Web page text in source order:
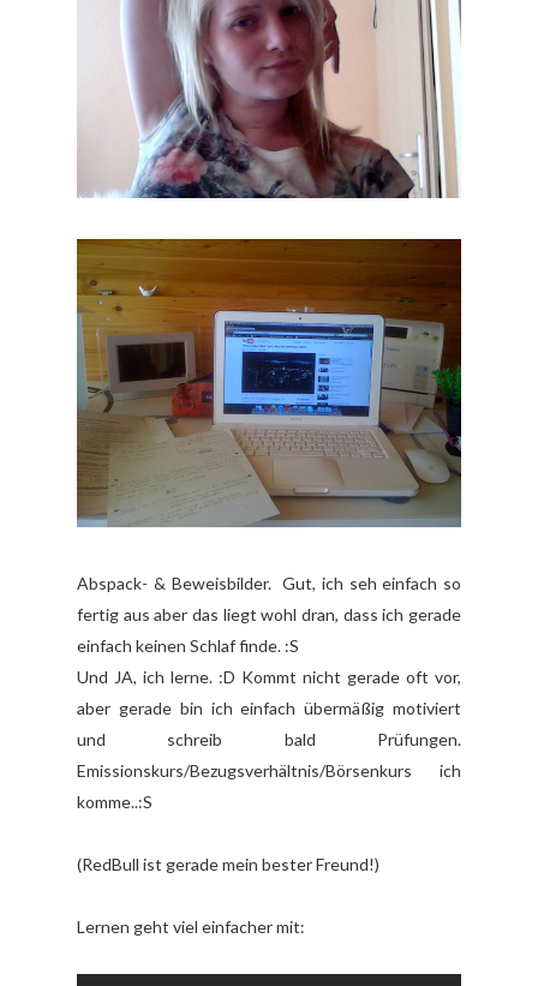
Abspack- & Beweisbilder. Gut, ich seh einfach so
fertig aus aber das liegt wohl dran, dass ich gerade
einfach keinen Schlaf finde. :S
Und JA, ich lerne. :D Kommt nicht gerade oft vor,
aber gerade bin ich einfach übermäßig motiviert
und schreib bald Prüfungen.
Emissionskurs/Bezugsverhältnis/Börsenkurs ich
komme..:S
(RedBull ist gerade mein bester Freund!)
Lernen geht viel einfacher mit: